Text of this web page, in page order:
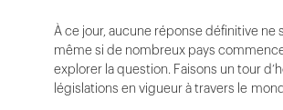
À ce jour, aucune réponse définitive ne
même si de nombreux pays
explorer la question. Faisons un tour
législations en vigueur à travers le